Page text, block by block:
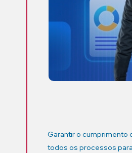
Garantir o cumprimento
todos os processos